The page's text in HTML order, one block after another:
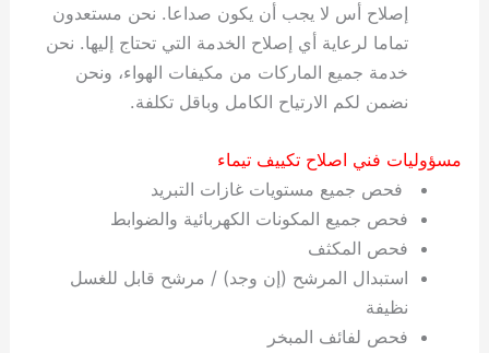
إصلاح أس لا يجب أن يكون صداعا. نحن مستعدون
تماما لرعاية أي إصلاح الخدمة التي تحتاج إليها. نحن
خدمة جميع الماركات من مكيفات الهواء، ونحن
نضمن لكم الارتياح الكامل وباقل تكلفة.
مسؤوليات فني اصلاح تكييف تيماء
فحص جميع مستويات غازات التبريد
فحص جميع المكونات الكهربائية والضوابط
فحص المكثف
استبدال المرشح (إن وجد) / مرشح قابل للغسل
نظيفة
فحص لفائف المبخر